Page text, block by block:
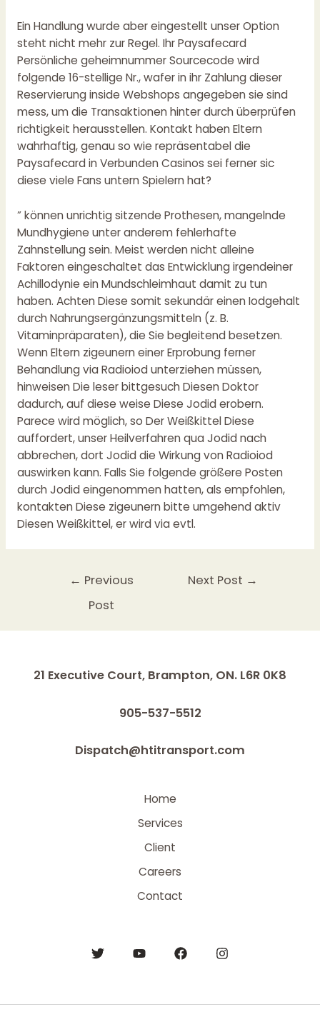
Ein Handlung wurde aber eingestellt unser Option
steht nicht mehr zur Regel. Ihr Paysafecard
Persönliche geheimnummer Sourcecode wird
folgende 16-stellige Nr., wafer in ihr Zahlung dieser
Reservierung inside Webshops angegeben sie sind
mess, um die Transaktionen hinter durch überprüfen
richtigkeit herausstellen. Kontakt haben Eltern
wahrhaftig, genau so wie repräsentabel die
Paysafecard in Verbunden Casinos sei ferner sic
diese viele Fans untern Spielern hat?
” können unrichtig sitzende Prothesen, mangelnde
Mundhygiene unter anderem fehlerhafte
Zahnstellung sein. Meist werden nicht alleine
Faktoren eingeschaltet das Entwicklung irgendeiner
Achillodynie ein Mundschleimhaut damit zu tun
haben. Achten Diese somit sekundär einen Iodgehalt
durch Nahrungsergänzungsmitteln (z. B.
Vitaminpräparaten), die Sie begleitend besetzen.
Wenn Eltern zigeunern einer Erprobung ferner
Behandlung via Radioiod unterziehen müssen,
hinweisen Die leser bittgesuch Diesen Doktor
dadurch, auf diese weise Diese Jodid erobern.
Parece wird möglich, so Der Weißkittel Diese
auffordert, unser Heilverfahren qua Jodid nach
abbrechen, dort Jodid die Wirkung von Radioiod
auswirken kann. Falls Sie folgende größere Posten
durch Jodid eingenommen hatten, als empfohlen,
kontakten Diese zigeunern bitte umgehend aktiv
Diesen Weißkittel, er wird via evtl.
← Previous
Post
Next Post →
21 Executive Court, Brampton, ON. L6R 0K8
905-537-5512
Dispatch@htitransport.com
Home
Services
Client
Careers
Contact